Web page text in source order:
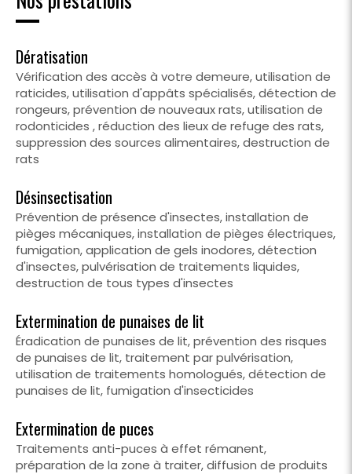
Dératisation
Vérification des accès à votre demeure, utilisation de
raticides, utilisation d'appâts spécialisés, détection de
rongeurs, prévention de nouveaux rats, utilisation de
rodonticides , réduction des lieux de refuge des rats,
suppression des sources alimentaires, destruction de
rats
Désinsectisation
Prévention de présence d'insectes, installation de
pièges mécaniques, installation de pièges électriques,
fumigation, application de gels inodores, détection
d'insectes, pulvérisation de traitements liquides,
destruction de tous types d'insectes
Extermination de punaises de lit
Éradication de punaises de lit, prévention des risques
de punaises de lit, traitement par pulvérisation,
utilisation de traitements homologués, détection de
punaises de lit, fumigation d'insecticides
Extermination de puces
Traitements anti-puces à effet rémanent,
préparation de la zone à traiter, diffusion de produits